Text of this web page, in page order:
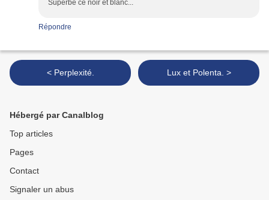
Superbe ce noir et blanc...
Répondre
< Perplexité. Lux et Polenta. >
Hébergé par Canalblog
Top articles
Pages
Contact
Signaler un abus